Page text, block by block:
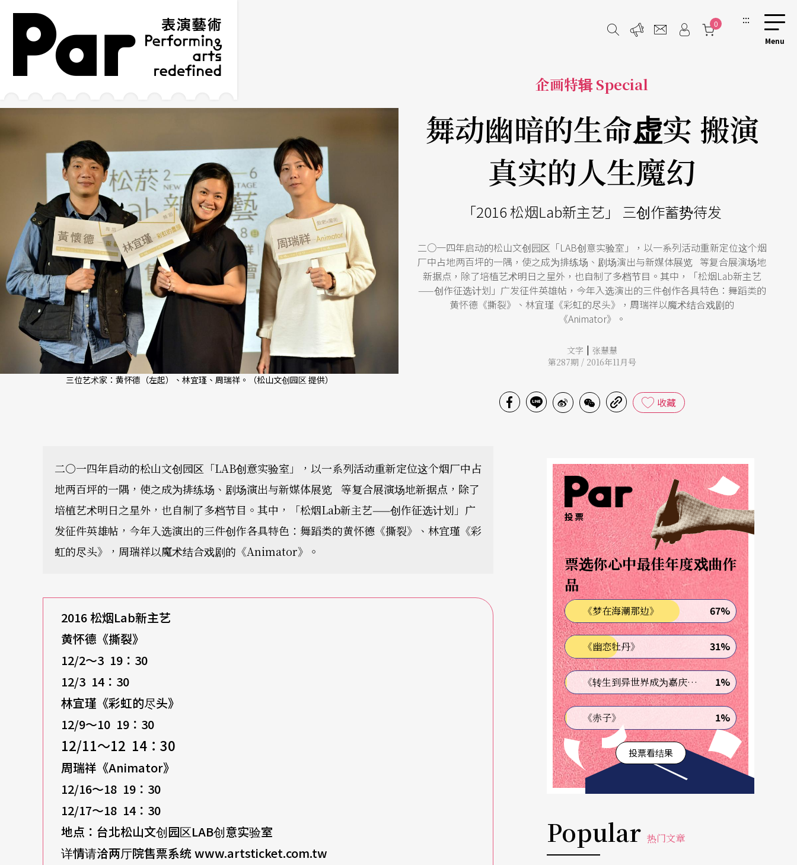
跳到主要内容区块
网站导览
0 :::
三位艺术家：黄怀德（左起）、林宜瑾、周瑞祥。（松山文创园区 提供）
企画特辑 Special
舞动幽暗的生命虚实 搬演
真实的人生魔幻
「2016 松烟Lab新主艺」 三创作蓄势待发
二○一四年启动的松山文创园区「LAB创意实验室」，以一系列活动重新定位这个烟
厂中占地两百坪的一隅，使之成为排练场、剧场演出与新媒体展览 等复合展演场地
新据点，除了培植艺术明日之星外，也自制了多档节目。其中，「松烟Lab新主艺
——创作征选计划」广发征件英雄帖，今年入选演出的三件创作各具特色：舞蹈类的
黄怀德《撕裂》、林宜瑾《彩虹的尽头》，周瑞祥以魔术结合戏剧的
《Animator》。
文字 | 张慧慧
第287期 / 2016年11月号
收藏
二○一四年启动的松山文创园区「LAB创意实验室」，以一系列活动重新定位这个烟厂中占
地两百坪的一隅，使之成为排练场、剧场演出与新媒体展览 等复合展演场地新据点，除了
培植艺术明日之星外，也自制了多档节目。其中，「松烟Lab新主艺——创作征选计划」广
发征件英雄帖，今年入选演出的三件创作各具特色：舞蹈类的黄怀德《撕裂》、林宜瑾《彩
虹的尽头》，周瑞祥以魔术结合戏剧的《Animator》。
2016 松烟Lab新主艺
黄怀德《撕裂》
12/2～3 19：30
12/3 14 ：30
林宜瑾《彩虹的尽头》
12/9～10 19：30
12/11～12 14：30
周瑞祥《Animator》
12/16～18 19：30
12/17～18 14：30
地点：台北松山文创园区LAB创意实验室
详情请洽两厅院售票系统 www.artsticket.com.tw
投票
票选你心中最佳年度戏曲作
品
《梦在海潮那边》 67%
《幽恋牡丹》 31%
《转生到异世界成为嘉庆君—发现我的祖先是诈骗集团!?》 1%
《赤子》 1%
投票看结果
Popular 热门文章